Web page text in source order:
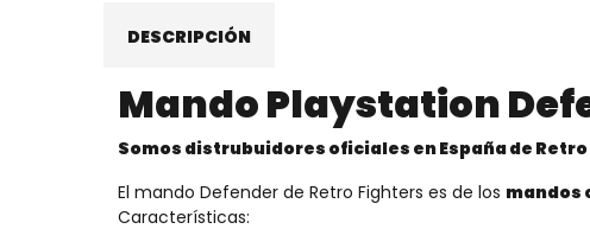
DESCRIPCIÓN
Mando Playstation
Somos distrubuidores oficiales en España de
El mando Defender de Retro Fighters es de los mandos
Características: